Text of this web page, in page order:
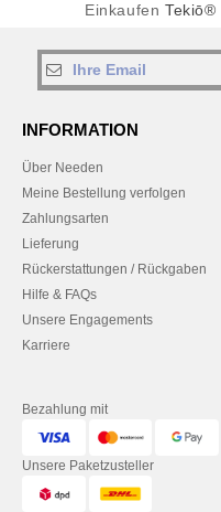
EinkaufenTekiō®
INFORMATION
Über Needen
Meine Bestellung verfolgen
Zahlungsarten
Lieferung
Rückerstattungen / Rückgaben
Hilfe & FAQs
Unsere Engagements
Karriere
Bezahlung mit
Unsere Paketzusteller